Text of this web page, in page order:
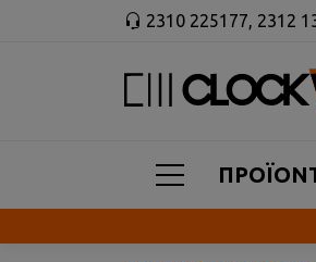
2310 225177, 2312